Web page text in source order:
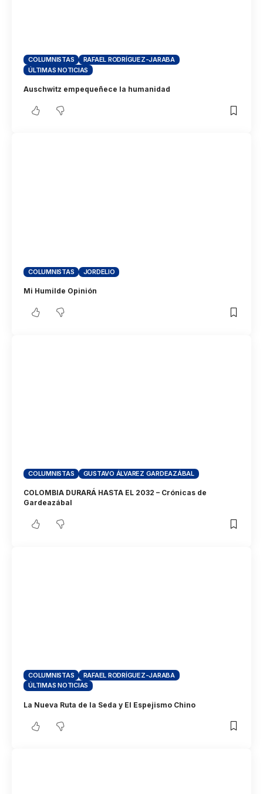
COLUMNISTAS
RAFAEL RODRÍGUEZ-JARABA
ÚLTIMAS NOTICIAS
Auschwitz empequeñece la humanidad
COLUMNISTAS JORDELIO
Mi Humilde Opinión
COLUMNISTAS GUSTAVO ÁLVAREZ GARDEAZÁBAL
COLOMBIA DURARÁ HASTA EL 2032 – Crónicas de
Gardeazábal
COLUMNISTAS
RAFAEL RODRÍGUEZ-JARABA
ÚLTIMAS NOTICIAS
La Nueva Ruta de la Seda y El Espejismo Chino